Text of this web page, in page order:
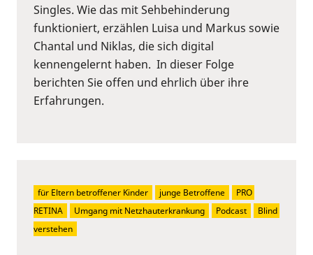
Singles. Wie das mit Sehbehinderung
funktioniert, erzählen Luisa und Markus sowie
Chantal und Niklas, die sich digital
kennengelernt haben. In dieser Folge
berichten Sie offen und ehrlich über ihre
Erfahrungen.
für Eltern betroffener Kinder junge Betroffene
PRO
RETINA
Umgang mit Netzhauterkrankung Podcast
Blind
verstehen